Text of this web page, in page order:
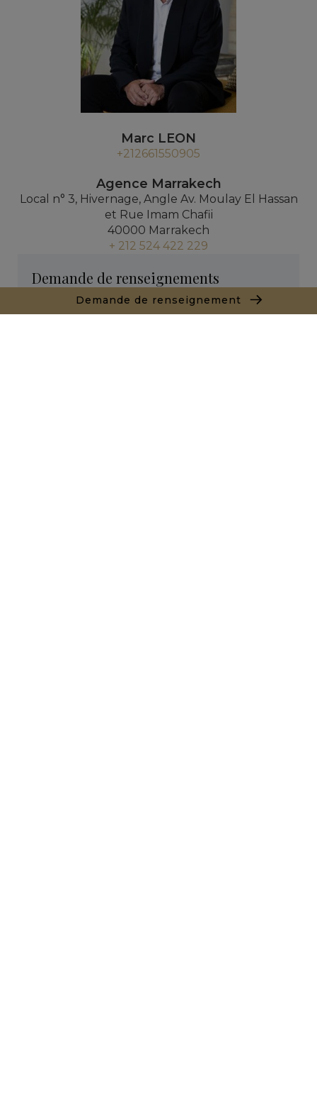
Demande de renseignement
Marc LEON
+212661550905
Agence Marrakech
Local n° 3, Hivernage, Angle Av. Moulay El Hassan
et Rue Imam Chafii
40000 Marrakech
+ 212 524 422 229
Demande de renseignements